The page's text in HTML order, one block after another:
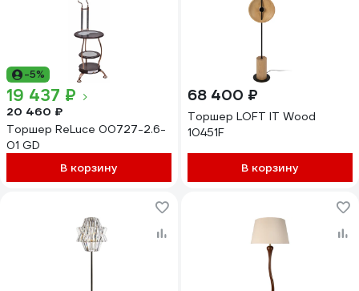
-5%
19 437 ₽
20 460 ₽
Торшер ReLuce 00727-2.6-
01 GD
В корзину
68 400 ₽
Торшер LOFT IT Wood
10451F
В корзину